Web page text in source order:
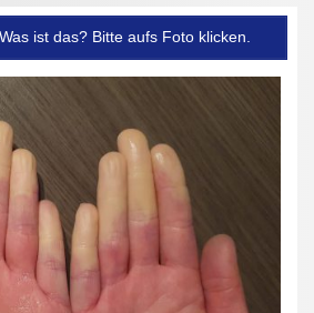
ist das? Bitte aufs Foto klicken.